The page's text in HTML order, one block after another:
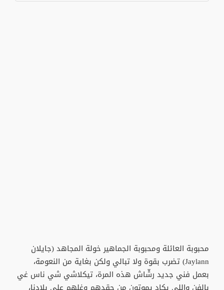
محبوبة العائلة ومحبوبة الجماهير خولة المجاهد (جايلان
Jaylann) تضرب بقوة ولا تبالي ولكن بغاية من النعومة،
بعمل فني جديد رشّاش هذه المرة، تيكلاشي شي ناس غي